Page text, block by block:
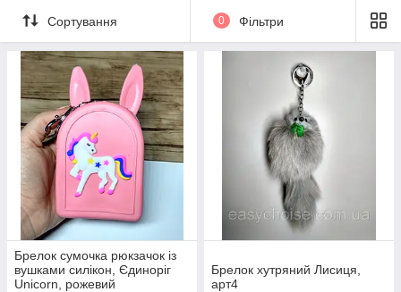
Сортування 0 Фільтри
Брелок сумочка рюкзачок із
вушками силікон, Єдиноріг
Unicorn, рожевий
Брелок хутряний Лисиця,
арт4